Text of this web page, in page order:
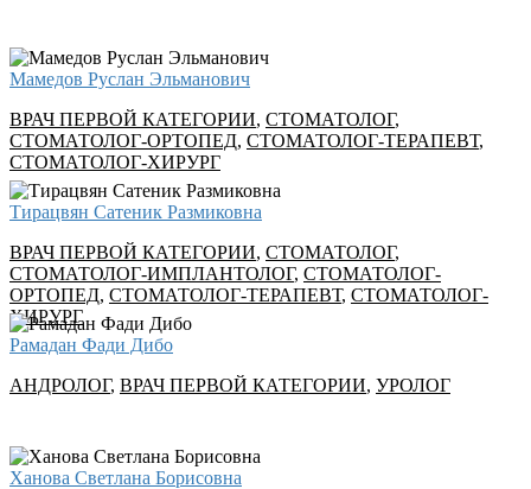
Мамедов Руслан Эльманович
ВРАЧ ПЕРВОЙ КАТЕГОРИИ, СТОМАТОЛОГ,
СТОМАТОЛОГ-ОРТОПЕД, СТОМАТОЛОГ-ТЕРАПЕВТ,
СТОМАТОЛОГ-ХИРУРГ
Тирацвян Сатеник Размиковна
ВРАЧ ПЕРВОЙ КАТЕГОРИИ, СТОМАТОЛОГ,
СТОМАТОЛОГ-ИМПЛАНТОЛОГ, СТОМАТОЛОГ-
ОРТОПЕД, СТОМАТОЛОГ-ТЕРАПЕВТ, СТОМАТОЛОГ-
ХИРУРГ
Рамадан Фади Дибо
АНДРОЛОГ, ВРАЧ ПЕРВОЙ КАТЕГОРИИ, УРОЛОГ
Ханова Светлана Борисовна